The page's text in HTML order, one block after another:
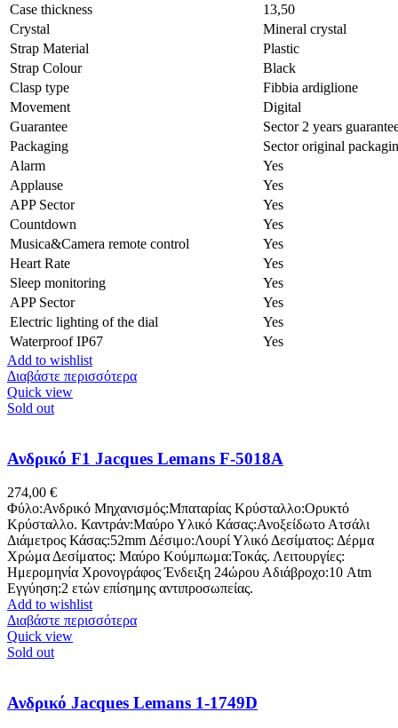
Case thickness
13,50
Crystal
Mineral crystal
Strap Material
Plastic
Strap Colour
Black
Clasp type
Fibbia ardiglione
Movement
Digital
Guarantee
Sector 2 years
Packaging
Sector original
Alarm
Yes
Applause
Yes
APP Sector
Yes
Countdown
Yes
Musica&Camera remote control
Yes
Heart Rate
Yes
Sleep monitoring
Yes
APP Sector
Yes
Electric lighting of the dial
Yes
Waterproof IP67
Yes
Add to wishlist
Διαβάστε περισσότερα
Quick view
Sold out
Ανδρικό F1 Jacques Lemans F-5018A
274,00 €
Φύλο:Ανδρικό Μηχανισμός:Μπαταρίας Κρύσταλλο:Ορυκτό
Κρύσταλλο. Καντράν:Μαύρο Υλικό Κάσας:Ανοξείδωτο Ατσάλι
Διάμετρος Κάσας:52mm Δέσιμο:Λουρί Υλικό Δεσίματος: Δέρμα
Χρώμα Δεσίματος: Μαύρο Κούμπωμα:Τοκάς. Λειτουργίες:
Ημερομηνία Χρονογράφος Ένδειξη 24ώρου Αδιάβροχο:10 Atm
Εγγύηση:2 ετών επίσημης αντιπροσωπείας.
Add to wishlist
Διαβάστε περισσότερα
Quick view
Sold out
Ανδρικό Jacques Lemans 1-1749D